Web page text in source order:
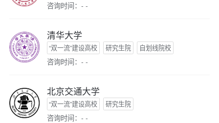
咨询时间：- -
清华大学
“双一流”建设高校 研究生院 自划线院校
咨询时间：- -
北京交通大学
“双一流”建设高校 研究生院
咨询时间：- -